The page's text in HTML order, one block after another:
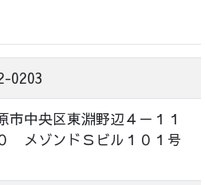
0203
市中央区東淵野辺４－１１
メゾンドＳビル１０１号